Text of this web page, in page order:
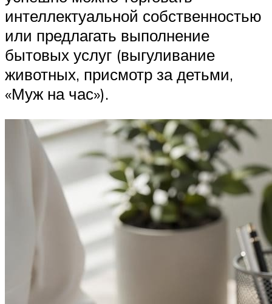
интеллектуальной собственностью
или предлагать выполнение
бытовых услуг (выгуливание
животных, присмотр за детьми,
«Муж на час»).